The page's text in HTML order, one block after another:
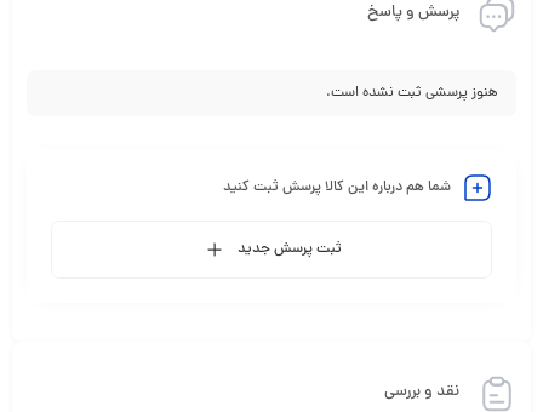
پرسش و پاسخ
هنوز پرسشی ثبت نشده است.
شما هم درباره این کالا پرسش ثبت کنید
ثبت پرسش جدید
نقد و بررسی